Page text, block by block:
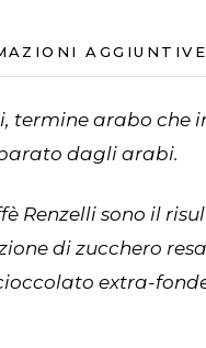
AGGIUNTIVE
, termine arabo che
dagli arabi.
Renzelli sono il
di zucchero
extra-